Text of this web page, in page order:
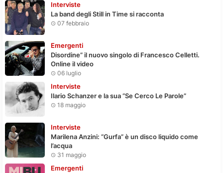
Interviste
La band degli Still in Time si racconta
07 febbraio
Emergenti
Disordine” il nuovo singolo di Francesco Celletti.
Online il video
06 luglio
Interviste
Ilario Schanzer e la sua “Se Cerco Le Parole”
18 maggio
Interviste
Marilena Anzini: “Gurfa” è un disco liquido come
l’acqua
31 maggio
Emergenti